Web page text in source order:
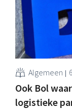
Algemeen
Ook Bol
logistieke